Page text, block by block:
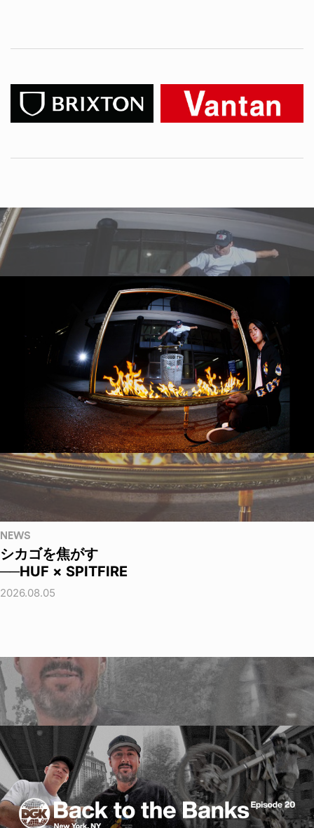
NEWS
シカゴを焦がす
──HUF × SPITFIRE
2026.08.05